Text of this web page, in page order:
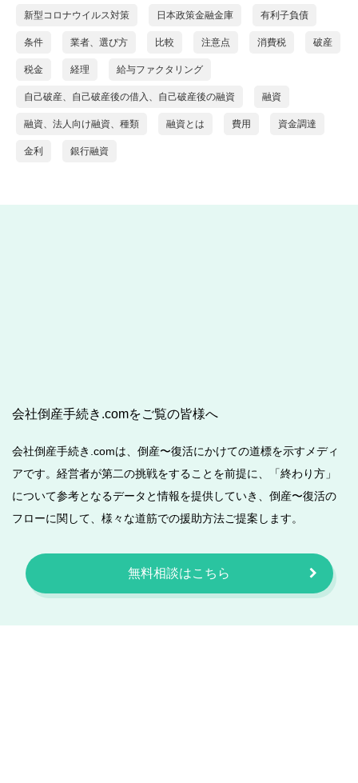
新型コロナウイルス対策 日本政策金融金庫 有利子負債
条件 業者、選び方 比較 注意点 消費税 破産
税金 経理 給与ファクタリング
自己破産、自己破産後の借入、自己破産後の融資 融資
融資、法人向け融資、種類 融資とは 費用 資金調達
金利 銀行融資
会社倒産手続き.comをご覧の皆様へ
会社倒産手続き.comは、倒産〜復活にかけての道標を示すメディ
アです。経営者が第二の挑戦をすることを前提に、「終わり方」
について参考となるデータと情報を提供していき、倒産〜復活の
フローに関して、様々な道筋での援助方法ご提案します。
無料相談はこちら